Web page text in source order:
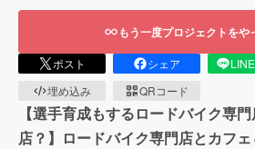
もう一度プロジェクトをや
ポスト シェア
埋め込み
QRコード
【選手育成もするロードバイク専
店？】ロードバイク専門店とカフ